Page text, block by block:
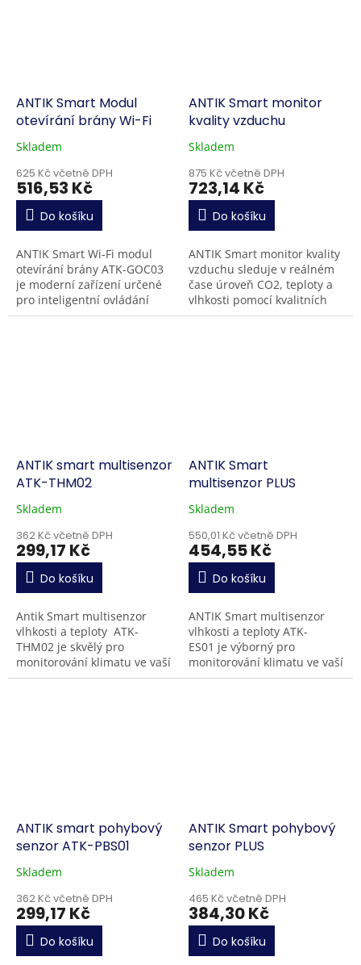
ANTIK Smart Modul
otevírání brány Wi-Fi
Skladem
625 Kč včetně DPH
516,53 Kč
Do košíku
ANTIK Smart Wi-Fi modul
otevírání brány ATK-GOC03
je moderní zařízení určené
pro inteligentní ovládání
garážových dveří nebo
ANTIK Smart monitor
kvality vzduchu
Skladem
875 Kč včetně DPH
723,14 Kč
Do košíku
ANTIK Smart monitor kvality
vzduchu sleduje v reálném
čase úroveň CO2, teploty a
vlhkosti pomocí kvalitních
senzorů NDIR. Data jsou
ANTIK smart multisenzor
ATK-THM02
Skladem
362 Kč včetně DPH
299,17 Kč
Do košíku
Antik Smart multisenzor
vlhkosti a teploty ATK-
THM02 je skvělý pro
monitorování klimatu ve vaší
domácnosti nebo chatě.
ANTIK Smart
multisenzor PLUS
Skladem
550,01 Kč včetně DPH
454,55 Kč
Do košíku
ANTIK Smart multisenzor
vlhkosti a teploty ATK-
ES01 je výborný pro
monitorování klimatu ve vaší
domácnosti, nebo na chatě
ANTIK smart pohybový
senzor ATK-PBS01
Skladem
362 Kč včetně DPH
299,17 Kč
Do košíku
ANTIK Smart pohybový
senzor PLUS
Skladem
465 Kč včetně DPH
384,30 Kč
Do košíku